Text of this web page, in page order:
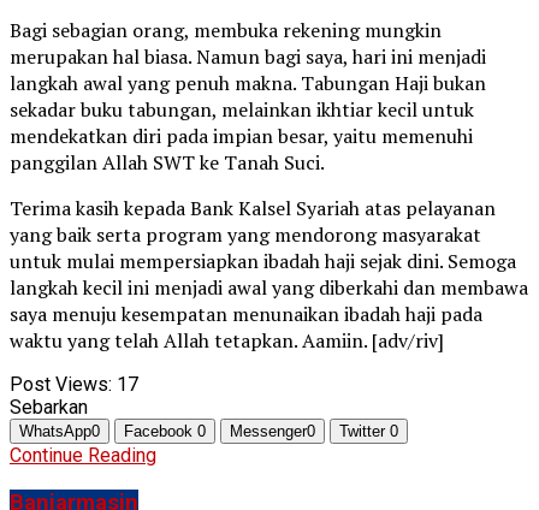
Bagi sebagian orang, membuka rekening mungkin
merupakan hal biasa. Namun bagi saya, hari ini menjadi
langkah awal yang penuh makna. Tabungan Haji bukan
sekadar buku tabungan, melainkan ikhtiar kecil untuk
mendekatkan diri pada impian besar, yaitu memenuhi
panggilan Allah SWT ke Tanah Suci.
Terima kasih kepada Bank Kalsel Syariah atas pelayanan
yang baik serta program yang mendorong masyarakat
untuk mulai mempersiapkan ibadah haji sejak dini. Semoga
langkah kecil ini menjadi awal yang diberkahi dan membawa
saya menuju kesempatan menunaikan ibadah haji pada
waktu yang telah Allah tetapkan. Aamiin. [adv/riv]
Post Views: 17
Sebarkan
WhatsApp0 Facebook 0 Messenger0 Twitter 0
Continue Reading
Banjarmasin